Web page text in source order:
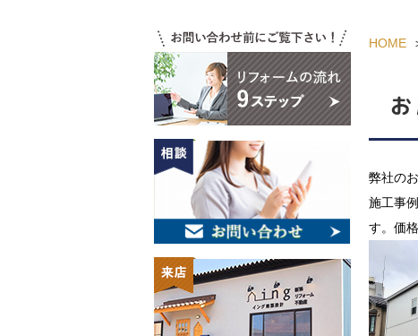
HOME
弊社の
施工事
す。価